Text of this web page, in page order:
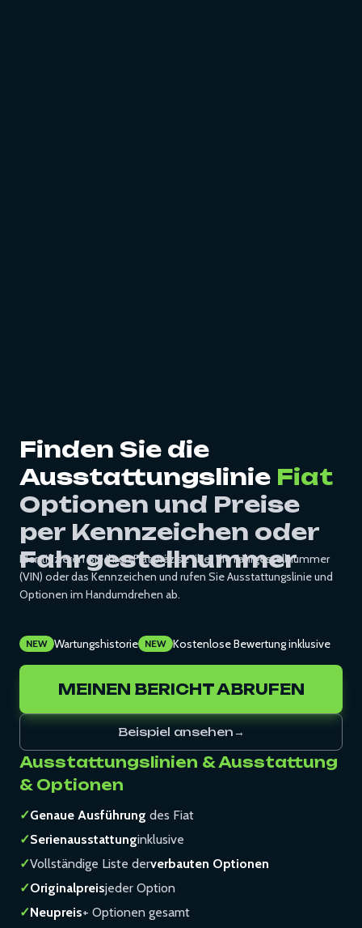
Finden Sie die
Ausstattungslinie Fiat
Optionen und Preise
per Kennzeichen oder
Fahrgestellnummer
Identifizieren Sie Ihren Fiat präzise über die Fahrgestellnummer
(VIN) oder das Kennzeichen und rufen Sie Ausstattungslinie und
Optionen im Handumdrehen ab.
NEW Wartungshistorie NEW Kostenlose Bewertung inklusive
MEINEN BERICHT ABRUFEN
Beispiel ansehen→
Ausstattungslinien & Ausstattung
& Optionen
✓Genaue Ausführung des Fiat
✓Serienausstattunginklusive
✓Vollständige Liste derverbauten Optionen
✓Originalpreisjeder Option
✓Neupreis+ Optionen gesamt